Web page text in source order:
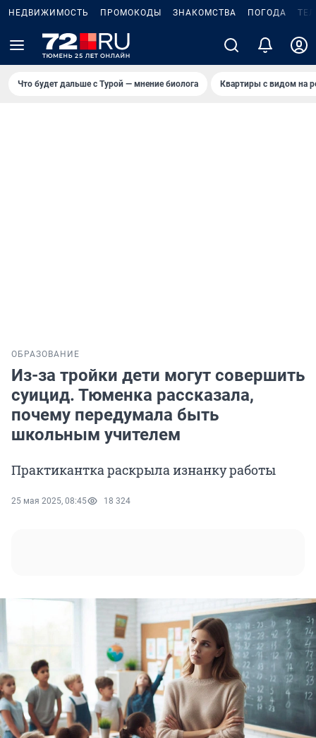
НЕДВИЖИМОСТЬ ПРОМОКОДЫ ЗНАКОМСТВА ПОГОДА
Что будет дальше с Турой — мнение биолога Квартиры с видом на
ОБРАЗОВАНИЕ
Из-за тройки дети могут совершить
суицид. Тюменка рассказала,
почему передумала быть
школьным учителем
Практикантка раскрыла изнанку работы
25 мая 2025, 08:45 18 324